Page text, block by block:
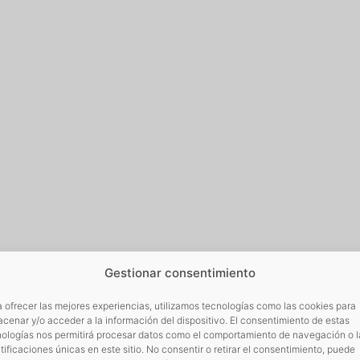
Gestionar consentimiento
ofrecer las mejores experiencias, utilizamos tecnologías como las cookies para
y/o acceder a la información del dispositivo. El consentimiento de estas
nos permitirá procesar datos como el comportamiento de navegación o
únicas en este sitio. No consentir o retirar el consentimiento, puede